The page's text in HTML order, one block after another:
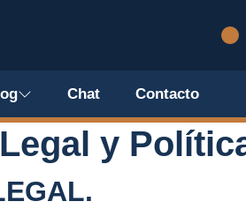
Chat Contacto
y